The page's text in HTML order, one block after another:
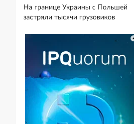
На границе Украины с Польшей
застряли тысячи грузовиков